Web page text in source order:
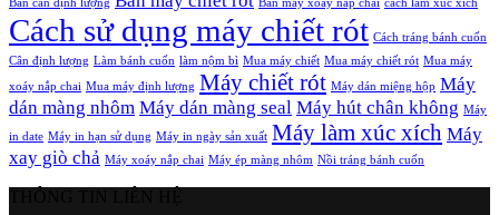
Bán cân định lượng Bán máy xoáy nắp chai cách làm xúc xích
Cách sử dụng máy chiết rót Cách tráng bánh cuốn
Cân định lượng Làm bánh cuốn làm nộm bì Mua máy chiết Mua máy chiết rót Mua máy
xoáy nắp chai Mua máy định lượng Máy chiết rót Máy dán miệng hộp Máy
dán màng nhôm Máy dán màng seal Máy hút chân không Máy
in date Máy in hạn sử dụng Máy in ngày sản xuất Máy làm xúc xích Máy
xay giò chả Máy xoáy nắp chai Máy ép màng nhôm Nồi tráng bánh cuốn